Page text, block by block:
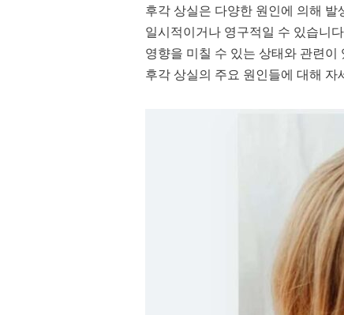
후각 상실은 다양한 원인에 의해 발
일시적이거나 영구적일 수 있습니
영향을 미칠 수 있는 상태와 관련이
후각 상실의 주요 원인들에 대해 자